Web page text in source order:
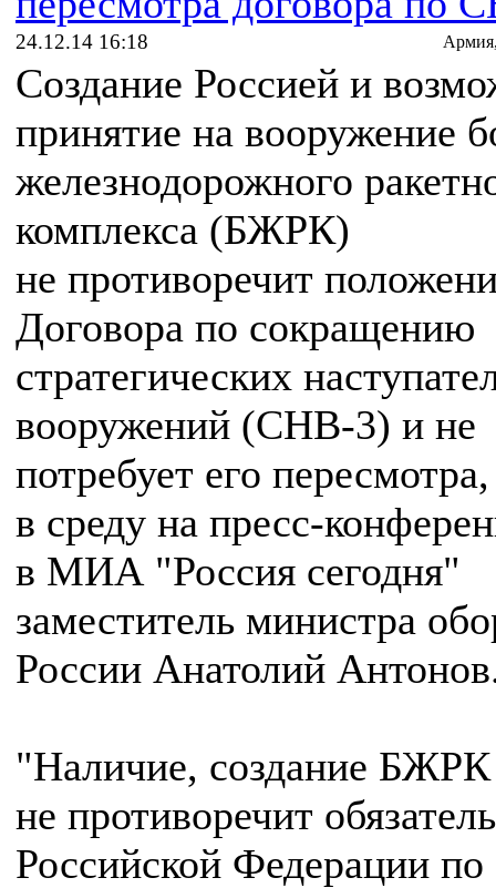
24.12.14 16:18
Создание Россией и
принятие на вооружение
железнодорожного
комплекса (БЖРК)
не противоречит
Договора по сокращению
стратегических
вооружений (СНВ-3) и не
потребует его
в среду на пресс-
в МИА "Россия сегодня"
заместитель министра
России Анатолий
"Наличие, создание БЖРК
не противоречит
Российской Федерации